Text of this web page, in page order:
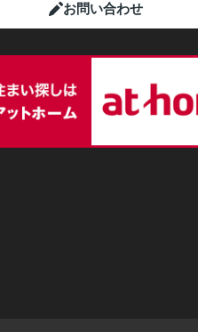
お問い合わせ